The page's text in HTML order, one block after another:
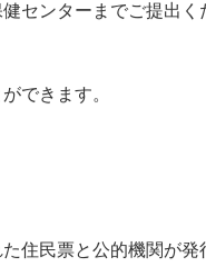
センターまでご提出く
できます。
住民票と公的機関が